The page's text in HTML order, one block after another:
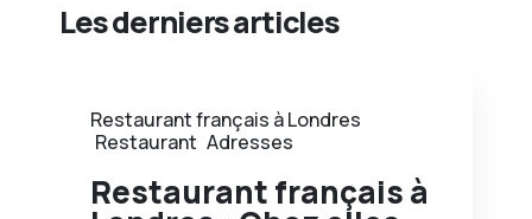
Les derniers articles
Restaurant français à Londres
Restaurant Adresses
Restaurant français à